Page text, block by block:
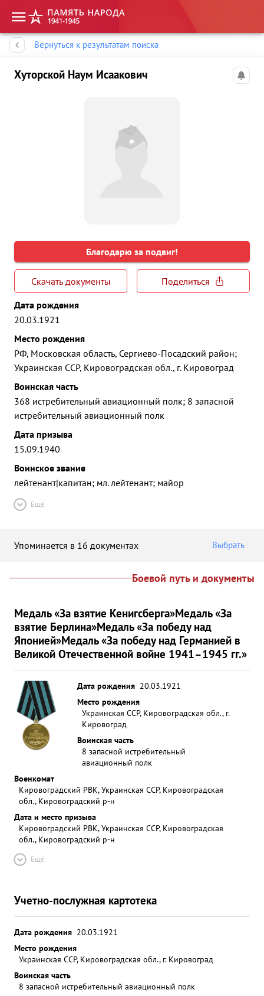
Вернуться к результатам поиска
Хуторской Наум Исаакович
Благодарю за подвиг!
Скачать документы
Поделиться
Дата рождения
20.03.1921
Место рождения
РФ, Московская область, Сергиево-Посадский район;
Украинская ССР, Кировоградская обл., г. Кировоград
Воинская часть
368 истребительный авиационный полк; 8 запасной
истребительный авиационный полк
Дата призыва
15.09.1940
Воинское звание
лейтенант|капитан; мл. лейтенант; майор
Ещё
Упоминается в 16 документах Выбрать
Боевой путь и документы
Медаль «За взятие Кенигсберга»Медаль «За
взятие Берлина»Медаль «За победу над
Японией»Медаль «За победу над Германией в
Великой Отечественной войне 1941–1945 гг.»
Дата рождения 20.03.1921
Место рождения
Украинская ССР, Кировоградская обл., г.
Кировоград
Воинская часть
8 запасной истребительный
авиационный полк
Военкомат
Кировоградский РВК, Украинская ССР, Кировоградская
обл., Кировоградский р-н
Дата и место призыва
Кировоградский РВК, Украинская ССР, Кировоградская
обл., Кировоградский р-н
Ещё
Учетно-послужная картотека
Дата рождения 20.03.1921
Место рождения
Украинская ССР, Кировоградская обл., г. Кировоград
Воинская часть
8 запасной истребительный авиационный полк
Память народа